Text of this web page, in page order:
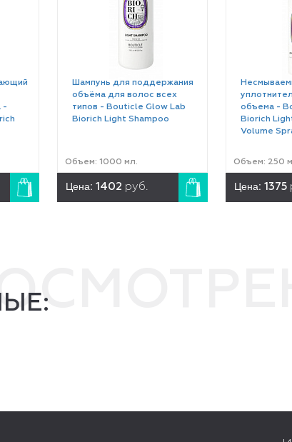
-
Шампунь для поддержания
объёма для волос всех
типов - Bouticle Glow Lab
Biorich Light Shampoo
Объем: 1000 мл.
Цена: 1402 руб.
объема -
Biorich
Volume
Объем: 250
Цена: 1375